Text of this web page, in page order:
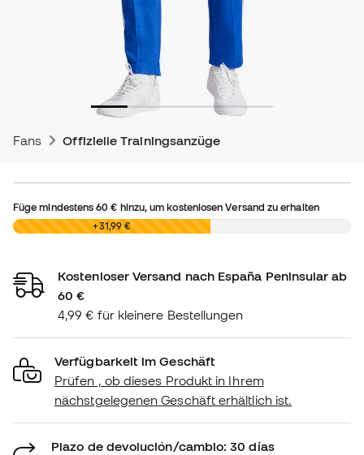
Fans Offizielle Trainingsanzüge
Füge mindestens60 € hinzu, um kostenlosen Versand zu erhalten
0,00 € +31,99 €
Kostenloser Versand nach España Peninsular ab
60 €
4,99 € für kleinere Bestellungen
Verfügbarkeit im Geschäft
Prüfen , ob dieses Produkt in Ihrem
nächstgelegenen Geschäft erhältlich ist.
Plazo de devolución/cambio: 30 días